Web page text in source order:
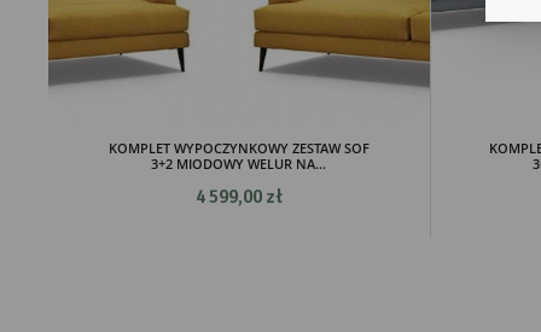
KOMPLET WYPOCZYNKOWY ZESTAW SOF
3+2 MIODOWY WELUR NA...
4 599,00 zł